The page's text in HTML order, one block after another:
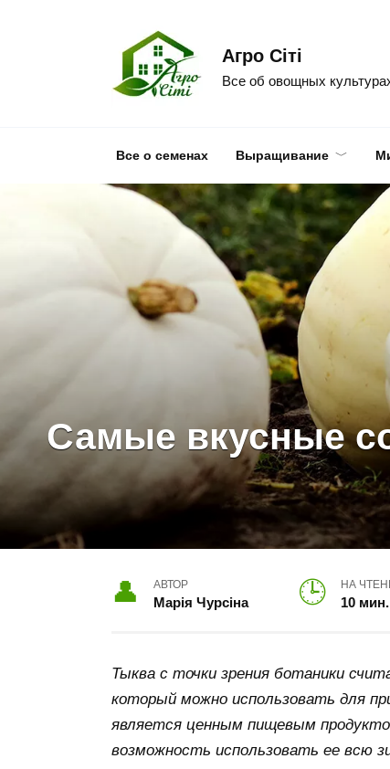
Агро Сіті
Все об овощных
Все о семенах Выращивание
Самые вкусные
АВТОР
Марія Чурсіна
НА
10 мин.
Тыква с точки зрения ботаники
который можно использовать для
является ценным пищевым
возможность использовать ее всю